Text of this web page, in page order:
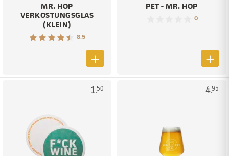
MR. HOP
VERKOSTUNGSGLAS
(KLEIN)
8.5
PET - MR. HOP
0
1.50 4.95